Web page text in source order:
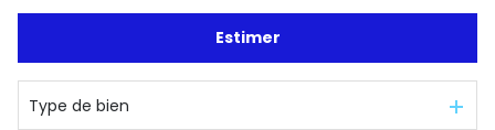
Du neuf
De l'immo pro
Estimer
Type de bien